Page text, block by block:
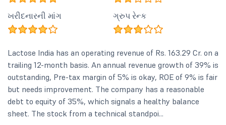
ખરીદનારની માંગ ગ્રુપ રેન્ક
Lactose India has an operating revenue of Rs. 163.29 Cr. on a
trailing 12-month basis. An annual revenue growth of 39% is
outstanding, Pre-tax margin of 5% is okay, ROE of 9% is fair
but needs improvement. The company has a reasonable
debt to equity of 35%, which signals a healthy balance
sheet. The stock from a technical standpoi...